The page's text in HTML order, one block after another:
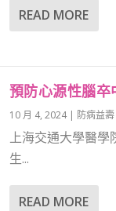
READ MORE
預防心源性腦卒
10 月 4, 2024| 防病益壽
上海交通大學醫
生...
READ MORE